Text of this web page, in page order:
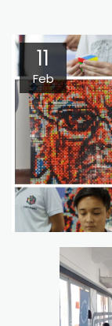
11
Feb